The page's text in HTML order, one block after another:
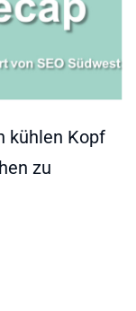
kühlen Kopf
zu